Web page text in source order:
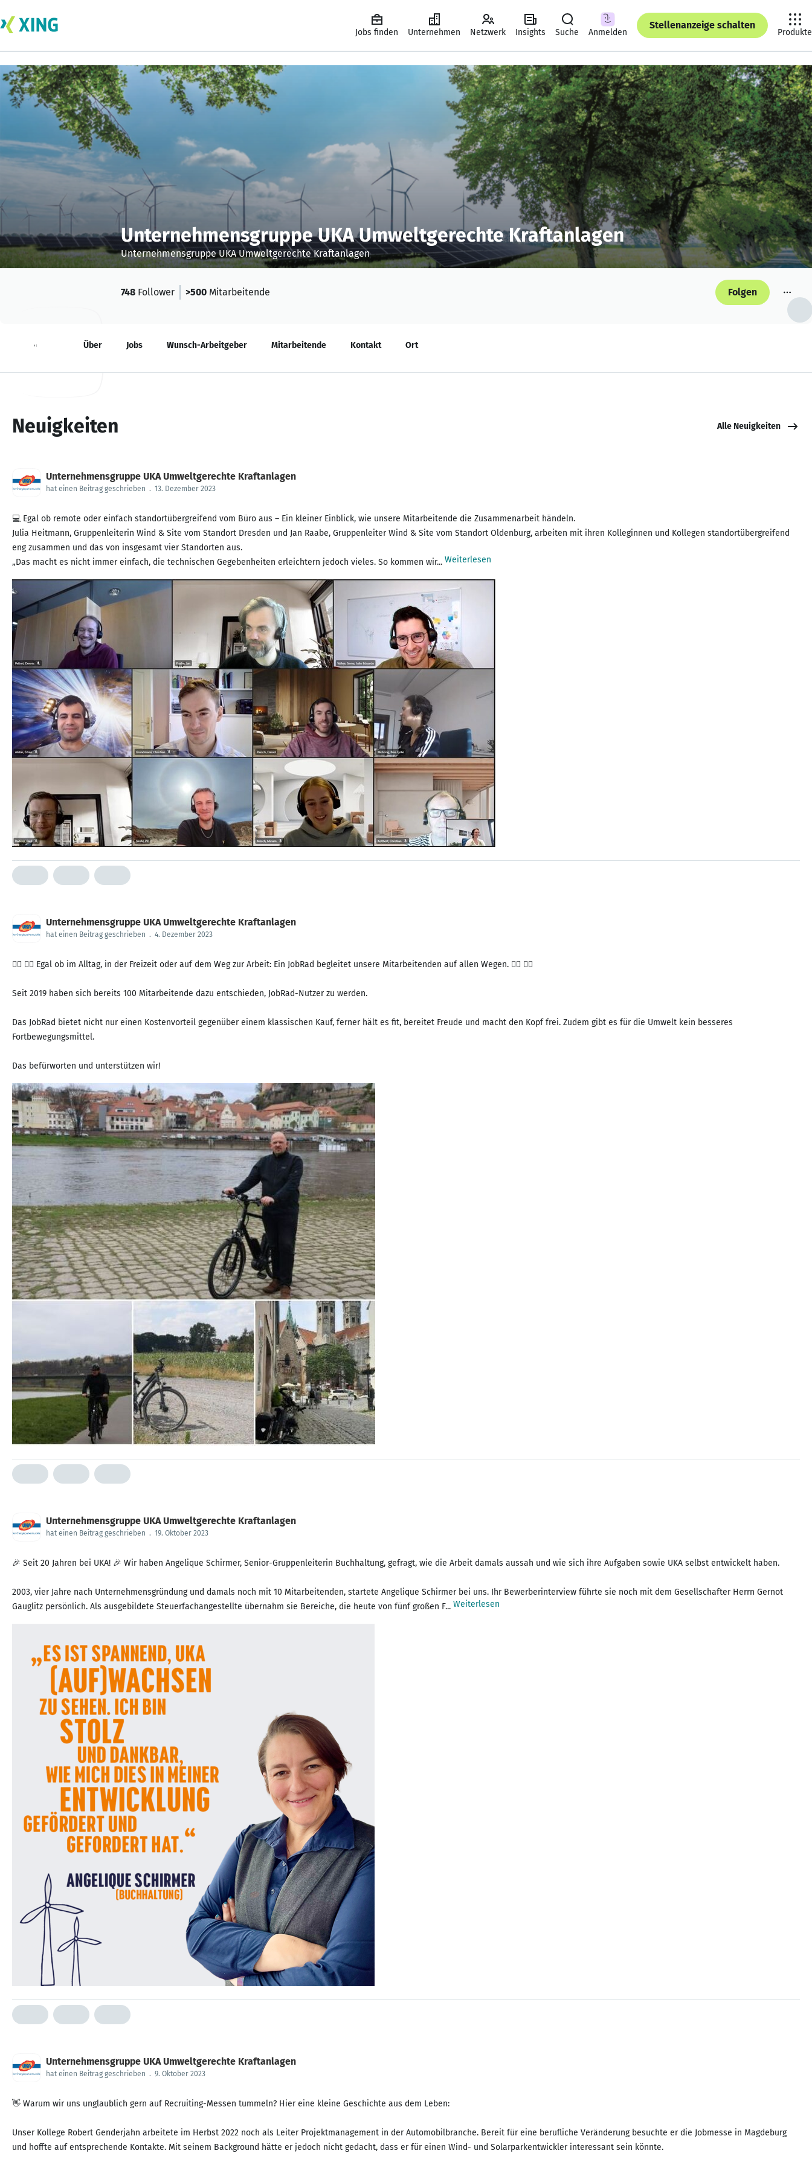
Jobs finden Unternehmen Netzwerk Insights Suche Anmelden
Stellenanzeige schalten
Produkte
Unternehmensgruppe UKA Umweltgerechte Kraftanlagen
Unternehmensgruppe UKA Umweltgerechte Kraftanlagen
748 Follower >500 Mitarbeitende Folgen
Neuigkeiten Über Jobs Wunsch-Arbeitgeber Mitarbeitende Kontakt Ort
Neuigkeiten Alle Neuigkeiten
Unternehmensgruppe UKA Umweltgerechte Kraftanlagen
hat einen Beitrag geschrieben . 13. Dezember 2023
💻 Egal ob remote oder einfach standortübergreifend vom Büro aus – Ein kleiner Einblick, wie unsere Mitarbeitende die Zusammenarbeit händeln.
Julia Heitmann, Gruppenleiterin Wind & Site vom Standort Dresden und Jan Raabe, Gruppenleiter Wind & Site vom Standort Oldenburg, arbeiten mit ihren Kolleginnen und Kollegen standortübergreifend
eng zusammen und das von insgesamt vier Standorten aus.
„Das macht es nicht immer einfach, die technischen Gegebenheiten erleichtern jedoch vieles. So kommen wir... Weiterlesen
Unternehmensgruppe UKA Umweltgerechte Kraftanlagen
hat einen Beitrag geschrieben . 4. Dezember 2023
🚴‍♀️ 🚵‍♀️ Egal ob im Alltag, in der Freizeit oder auf dem Weg zur Arbeit: Ein JobRad begleitet unsere Mitarbeitenden auf allen Wegen. 🚴‍♀️ 🚵‍♀️
Seit 2019 haben sich bereits 100 Mitarbeitende dazu entschieden, JobRad-Nutzer zu werden.
Das JobRad bietet nicht nur einen Kostenvorteil gegenüber einem klassischen Kauf, ferner hält es fit, bereitet Freude und macht den Kopf frei. Zudem gibt es für die Umwelt kein besseres
Fortbewegungsmittel.
Das befürworten und unterstützen wir!
Unternehmensgruppe UKA Umweltgerechte Kraftanlagen
hat einen Beitrag geschrieben . 19. Oktober 2023
🎉 Seit 20 Jahren bei UKA! 🎉 Wir haben Angelique Schirmer, Senior-Gruppenleiterin Buchhaltung, gefragt, wie die Arbeit damals aussah und wie sich ihre Aufgaben sowie UKA selbst entwickelt haben.
2003, vier Jahre nach Unternehmensgründung und damals noch mit 10 Mitarbeitenden, startete Angelique Schirmer bei uns. Ihr Bewerberinterview führte sie noch mit dem Gesellschafter Herrn Gernot
Gauglitz persönlich. Als ausgebildete Steuerfachangestellte übernahm sie Bereiche, die heute von fünf großen F... Weiterlesen
Unternehmensgruppe UKA Umweltgerechte Kraftanlagen
hat einen Beitrag geschrieben . 9. Oktober 2023
👋 Warum wir uns unglaublich gern auf Recruiting-Messen tummeln? Hier eine kleine Geschichte aus dem Leben:
Unser Kollege Robert Genderjahn arbeitete im Herbst 2022 noch als Leiter Projektmanagement in der Automobilbranche. Bereit für eine berufliche Veränderung besuchte er die Jobmesse in Magdeburg
und hoffte auf entsprechende Kontakte. Mit seinem Background hätte er jedoch nicht gedacht, dass er für einen Wind- und Solarparkentwickler interessant sein könnte.